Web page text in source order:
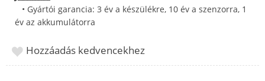
• Gyártói garancia: 3 év a készülékre, 10 év a szenzorra, 1
év az akkumulátorra
Hozzáadás kedvencekhez